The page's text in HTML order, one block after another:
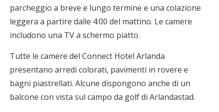
parcheggio a breve e lungo termine e una colazione
leggera a partire dalle 4:00 del mattino. Le camere
includono una TV a schermo piatto.
Tutte le camere del Connect Hotel Arlanda
presentano arredi colorati, pavimenti in rovere e
bagni piastrellati. Alcune dispongono anche di un
balcone con vista sul campo da golf di Arlandastad.